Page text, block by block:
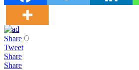
Share 0
Tweet
Share
Share